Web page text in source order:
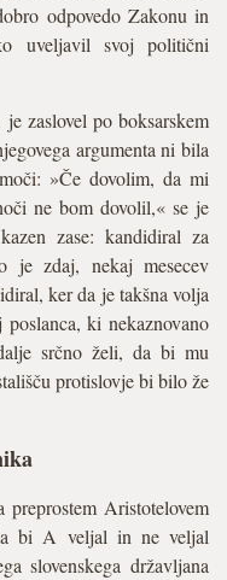
odpovedo Zakonu in
uveljavil svoj politični
zaslovel po boksarskem
argumenta ni bila
»Če dovolim, da mi
ne bom dovolil,« se je
zase: kandidiral za
je zdaj, nekaj mesecev
ker da je takšna volja
ki nekaznovano
srčno želi, da bi mu
protislovje bi bilo že
Aristotelovem
bi A veljal in ne veljal
slovenskega državljana